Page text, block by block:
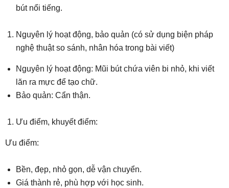
bút nổi tiếng.
Nguyên lý hoạt động, bảo quản (có sử dụng biện pháp
nghệ thuật so sánh, nhân hóa trong bài viết)
Nguyên lý hoạt động: Mũi bút chứa viên bi nhỏ, khi viết
lăn ra mực để tạo chữ.
Bảo quản: Cẩn thận.
Ưu điểm, khuyết điểm:
Ưu điểm:
Bền, đẹp, nhỏ gọn, dễ vận chuyển.
Giá thành rẻ, phù hợp với học sinh.